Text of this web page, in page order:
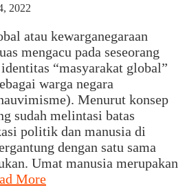
2022
atau kewarganegaraan
mengacu pada seseorang
“masyarakat global”
warga negara
Menurut konsep
sudah melintasi batas
politik dan manusia di
dengan satu sama
Umat manusia merupakan
More